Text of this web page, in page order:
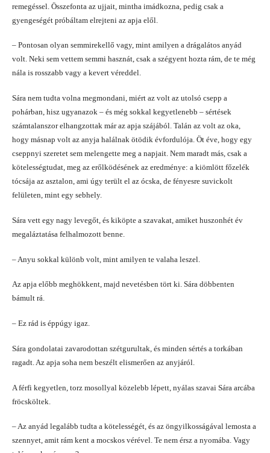
remegéssel. Összefonta az ujjait, mintha imádkozna, pedig csak a
gyengeségét próbáltam elrejteni az apja elől.
– Pontosan olyan semmirekellő vagy, mint amilyen a drágalátos anyád
volt. Neki sem vettem semmi hasznát, csak a szégyent hozta rám, de te még
nála is rosszabb vagy a kevert véreddel.
Sára nem tudta volna megmondani, miért az volt az utolsó csepp a
pohárban, hisz ugyanazok – és még sokkal kegyetlenebb – sértések
számtalanszor elhangzottak már az apja szájából. Talán az volt az oka,
hogy másnap volt az anyja halálnak ötödik évfordulója. Öt éve, hogy egy
cseppnyi szeretet sem melengette meg a napjait. Nem maradt más, csak a
kötelességtudat, meg az erőlködésének az eredménye: a kiömlött főzelék
tócsája az asztalon, ami úgy terült el az ócska, de fényesre suvickolt
felületen, mint egy sebhely.
Sára vett egy nagy levegőt, és kiköpte a szavakat, amiket huszonhét év
megaláztatása felhalmozott benne.
– Anyu sokkal különb volt, mint amilyen te valaha leszel.
Az apja előbb meghökkent, majd nevetésben tört ki. Sára döbbenten
bámult rá.
– Ez rád is éppúgy igaz.
Sára gondolatai zavarodottan szétgurultak, és minden sértés a torkában
ragadt. Az apja soha nem beszélt elismerően az anyjáról.
A férfi kegyetlen, torz mosollyal közelebb lépett, nyálas szavai Sára arcába
fröcsköltek.
– Az anyád legalább tudta a kötelességét, és az öngyilkosságával lemosta a
szennyet, amit rám kent a mocskos vérével. Te nem érsz a nyomába. Vagy